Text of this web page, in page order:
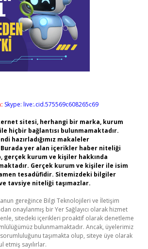
Skype: live:.cid.575569c608265c69
sitesi, herhangi bir marka, kurum
hiçbir bağlantısı bulunmamaktadır.
hazırladığımız makaleler
Burada yer alan içerikler haber niteliği
gerçek kurum ve kişiler hakkında
Gerçek kurum ve kişiler ile isim
tesadüfidir. Sitemizdeki bilgiler
tavsiye niteliği taşımazlar.
gereğince Bilgi Teknolojileri ve İletişim
onaylanmış bir Yer Sağlayıcı olarak hizmet
sitedeki içerikleri proaktif olarak denetleme
bulunmamaktadır. Ancak, üyelerimiz
taşımakta olup, siteye üye olarak
etmiş sayılırlar.